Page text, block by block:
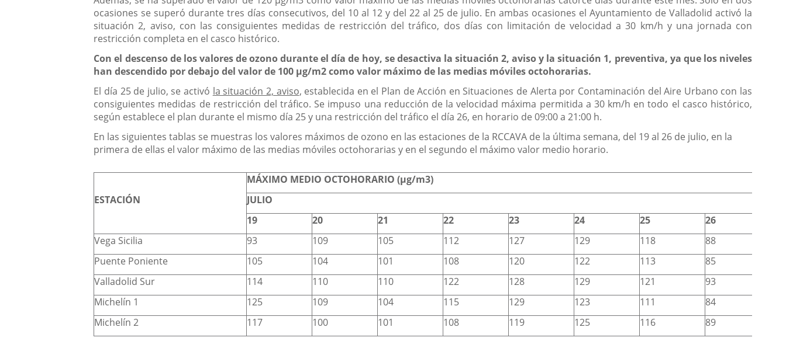
ocasiones se superó durante tres días consecutivos, del 10 al 12 y del 22 al 25 de julio. En ambas ocasiones el Ayuntamiento de Valladolid activó la
situación 2, aviso, con las consiguientes medidas de restricción del tráfico, dos días con limitación de velocidad a 30 km/h y una jornada con
restricción completa en el casco histórico.
Con el descenso de los valores de ozono durante el día de hoy, se desactiva la situación 2, aviso y la situación 1, preventiva, ya que los niveles
han descendido por debajo del valor de 100 µg/m2 como valor máximo de las medias móviles octohorarias.
El día 25 de julio, se activó la situación 2, aviso, establecida en el Plan de Acción en Situaciones de Alerta por Contaminación del Aire Urbano con las
consiguientes medidas de restricción del tráfico. Se impuso una reducción de la velocidad máxima permitida a 30 km/h en todo el casco histórico,
según establece el plan durante el mismo día 25 y una restricción del tráfico el día 26, en horario de 09:00 a 21:00 h.
En las siguientes tablas se muestras los valores máximos de ozono en las estaciones de la RCCAVA de la última semana, del 19 al 26 de julio, en la
primera de ellas el valor máximo de las medias móviles octohorarias y en el segundo el máximo valor medio horario.
ESTACIÓN
MÁXIMO MEDIO OCTOHORARIO (µg/m3)
JULIO
19
20 21 22 23 24 25
26
Vega Sicilia
93 109 105 112 127 129 118
88
Puente Poniente
105 104 101 108 120 122 113
85
Valladolid Sur
114 110 110 122 128 129 121
93
Michelín 1
125 109 104 115 129 123 111
84
Michelín 2
117 100 101 108 119 125 116 89